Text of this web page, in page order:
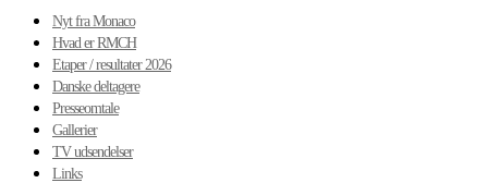
Nyt fra Monaco
Hvad er RMCH
Etaper / resultater 2026
Danske deltagere
Presseomtale
Gallerier
TV udsendelser
Links